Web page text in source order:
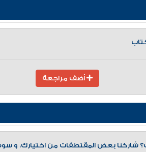
أضف مراجعة
بعض المقتطفات من اختيارك، و سوف